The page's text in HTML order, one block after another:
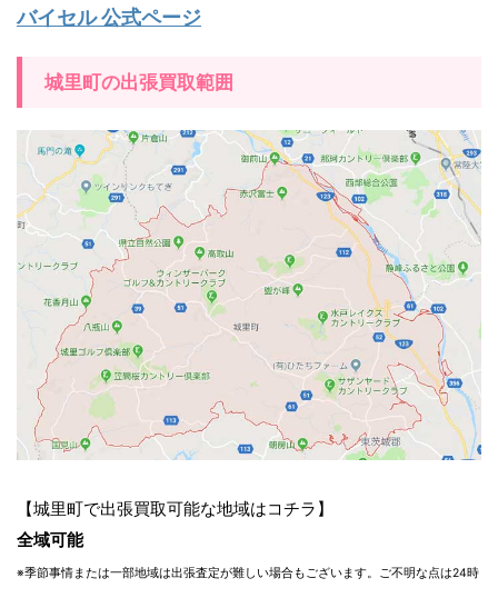
バイセル 公式ページ
城里町の出張買取範囲
【城里町で出張買取可能な地域はコチラ】
全域可能
※季節事情または一部地域は出張査定が難しい場合もございます。ご不明な点は24時